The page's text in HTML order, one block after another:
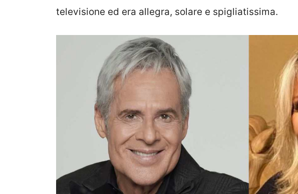
televisione ed era allegra, solare e spigliatissima.